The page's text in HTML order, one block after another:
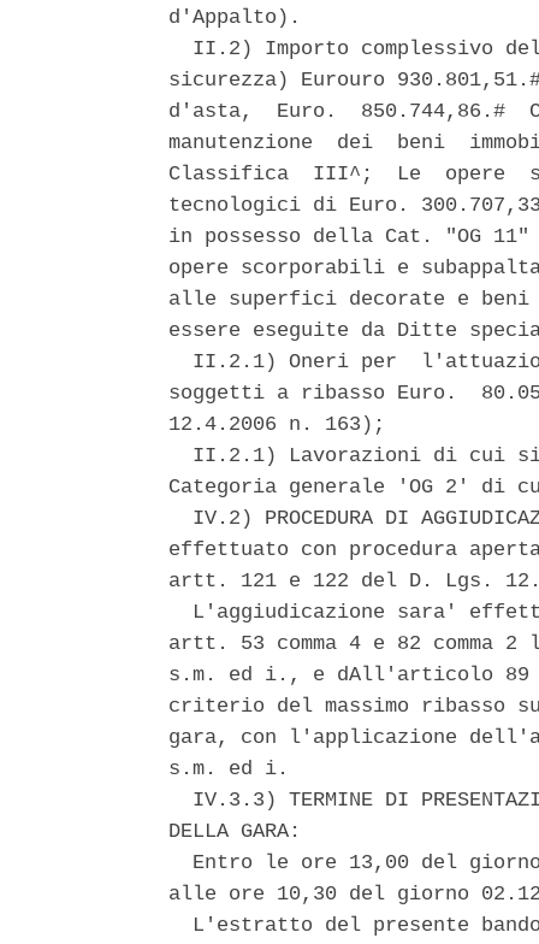
d'Appalto).
II.2) Importo complessivo
sicurezza) Eurouro
d'asta,  Euro.  850.744,86.#
manutenzione  dei  beni
Classifica  III^;  Le  opere
tecnologici di Euro.
in possesso della Cat. "OG
opere scorporabili e
alle superfici decorate e
essere eseguite da Ditte
II.2.1) Oneri per
soggetti a ribasso Euro.
12.4.2006 n. 163);
II.2.1) Lavorazioni di cui
Categoria generale 'OG 2' di
IV.2) PROCEDURA DI
effettuato con procedura
artt. 121 e 122 del D. Lgs.
L'aggiudicazione sara'
artt. 53 comma 4 e 82
s.m. ed i., e dAll'articolo 89
criterio del massimo ribasso
gara, con l'applicazione
s.m. ed i.
IV.3.3) TERMINE DI
DELLA GARA:
Entro le ore 13,00 del
alle ore 10,30 del giorno
L'estratto del presente